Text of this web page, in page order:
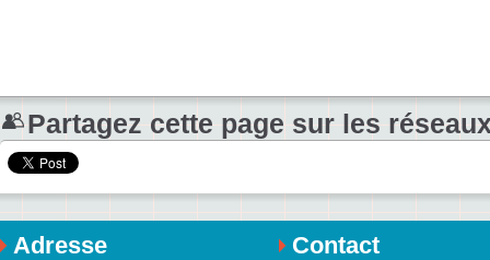
Partagez cette page sur les
Adresse Contact